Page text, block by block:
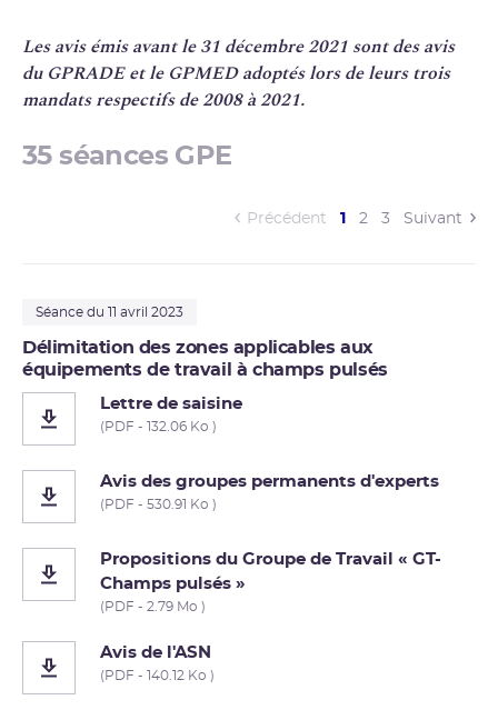
Les avis émis avant le 31 décembre 2021 sont des avis
du GPRADEet le GPMEDadoptés lors de leurs trois
mandats respectifs de 2008 à 2021.
35 séances GPE
Précédent 1 (current)
2 3 Suivant
Séance du 11 avril 2023
Délimitation des zones applicables aux
équipements de travail à champs pulsés
Lettre de saisine
(PDF - 132.06 Ko )
Avis des groupes permanents d'experts
(PDF - 530.91 Ko )
Propositions du Groupe de Travail « GT-
Champs pulsés »
(PDF - 2.79 Mo )
Avis de l'ASN
(PDF - 140.12 Ko )